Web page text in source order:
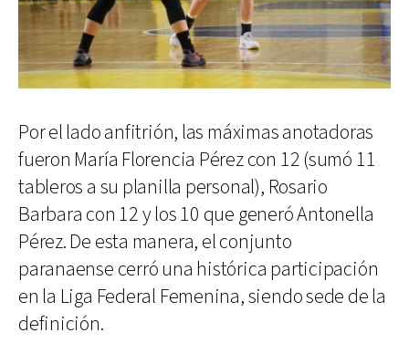
Por el lado anfitrión, las máximas anotadoras
fueron María Florencia Pérez con 12 (sumó 11
tableros a su planilla personal), Rosario
Barbara con 12 y los 10 que generó Antonella
Pérez. De esta manera, el conjunto
paranaense cerró una histórica participación
en la Liga Federal Femenina, siendo sede de la
definición.